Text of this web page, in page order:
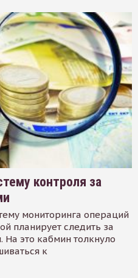
контроля за
мониторинга операций
планирует следить за
На это кабмин толкнуло
к